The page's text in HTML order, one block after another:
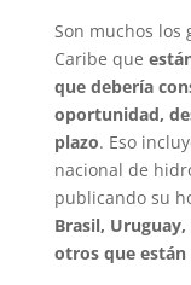
Son muchos los
Caribe que
que debería
oportunidad,
plazo. Eso
nacional de
publicando su
Brasil,
otros que